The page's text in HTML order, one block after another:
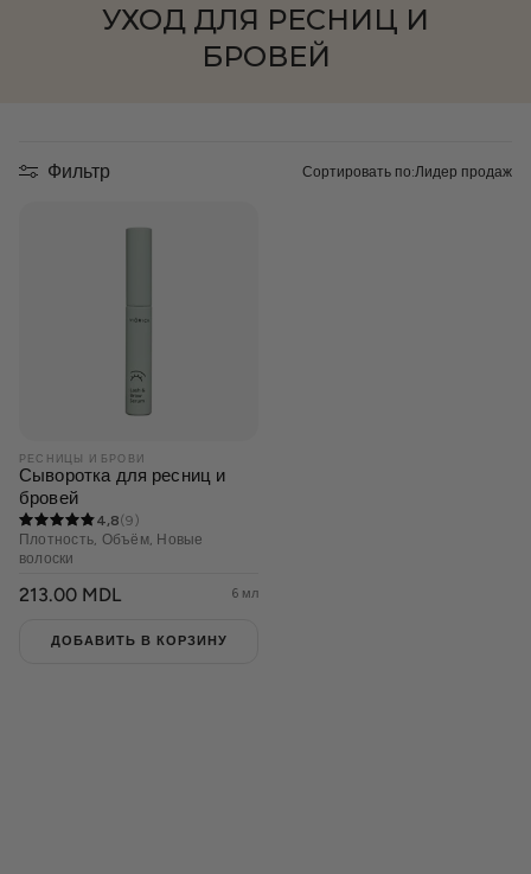
Парфюмерия
Солнцезащитный крем
Situationship
Наборы
УХОД ДЛЯ РЕСНИЦ И
БРОВЕЙ
Фильтр Сортировать по:Лидер продаж
РЕСНИЦЫ И БРОВИ
Сыворотка для ресниц и
бровей
4,8(9)
Плотность, Объём, Новые
волоски
ОБЫЧНАЯ
213.00 MDL 6 мл
ДОБАВИТЬ В КОРЗИНУ